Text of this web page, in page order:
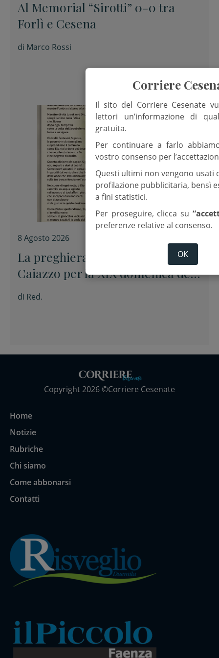
Al Memorial “Sirotti” 0-0 tra
Forlì e Cesena
di Marco Rossi
8 Agosto 2026
La preghiera dell’arcivescovo
Caiazzo per la XIX domenica del
Tempo ordinario
di Red.
Copyright 2026 ©Corriere Cesenate
Home
Notizie
Rubriche
Chi siamo
Come abbonarsi
Contatti
Corriere
Il sito del Corriere Cesenate
lettori un’informazione di
gratuita.
Per continuare a farlo
vostro consenso per
Questi ultimi non vengono usati
profilazione pubblicitaria, bensì
a fini statistici.
Per proseguire, clicca su
preferenze relative al consenso.
OK